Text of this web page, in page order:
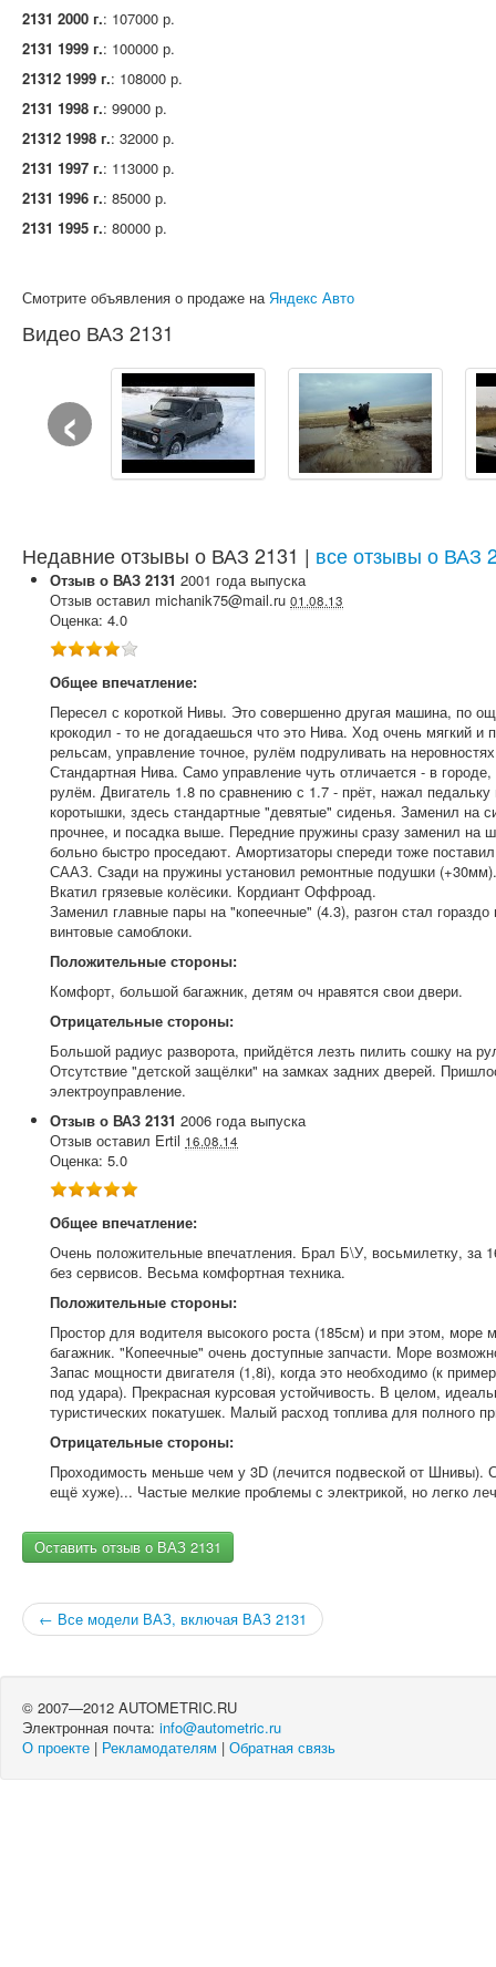
2131 2000 г.: 107000 р.
2131 1999 г.: 100000 р.
21312 1999 г.: 108000 р.
2131 1998 г.: 99000 р.
21312 1998 г.: 32000 р.
2131 1997 г.: 113000 р.
2131 1996 г.: 85000 р.
2131 1995 г.: 80000 р.
Смотрите объявления о продаже наЯндекс Авто
Видео ВАЗ 2131
‹
Недавние отзывы о ВАЗ 2131 | все отзывы о ВАЗ
Отзыв о ВАЗ 2131 2001 года выпуска
Отзыв оставил michanik75@mail.ru 01.08.13
Оценка: 4.0
Общее впечатление:
Пересел с короткой Нивы. Это совершенно другая машина, по
крокодил - то не догадаешься что это Нива. Ход очень мягкий
рельсам, управление точное, рулём подруливать на
Стандартная Нива. Само управление чуть отличается - в
рулём. Двигатель 1.8 по сравнению с 1.7 - прёт, нажал
коротышки, здесь стандартные "девятые" сиденья. Заменил на
прочнее, и посадка выше. Передние пружины сразу заменил на
больно быстро проседают. Амортизаторы спереди тоже
СААЗ. Сзади на пружины установил ремонтные подушки (+30мм).
Вкатил грязевые колёсики. Кордиант Оффроад.
Заменил главные пары на "копеечные" (4.3), разгон стал
винтовые самоблоки.
Положительные стороны:
Комфорт, большой багажник, детям оч нравятся свои двери.
Отрицательные стороны:
Большой радиус разворота, прийдётся лезть пилить сошку на
Отсутствие "детской защёлки" на замках задних дверей.
электроуправление.
Отзыв о ВАЗ 2131 2006 года выпуска
Отзыв оставил Ertil 16.08.14
Оценка: 5.0
Общее впечатление:
Очень положительные впечатления. Брал Б\У, восьмилетку, за
без сервисов. Весьма комфортная техника.
Положительные стороны:
Простор для водителя высокого роста (185см) и при этом, море
багажник. "Копеечные" очень доступные запчасти. Море
Запас мощности двигателя (1,8i), когда это необходимо (к
под удара). Прекрасная курсовая устойчивость. В целом,
туристических покатушек. Малый расход топлива для полного
Отрицательные стороны:
Проходимость меньше чем у 3D (лечится подвеской от Шнивы).
ещё хуже)... Частые мелкие проблемы с электрикой, но легко
Оставить отзыв о ВАЗ 2131
← Все модели ВАЗ, включая ВАЗ 2131
© 2007—2012 AUTOMETRIC.RU
Электронная почта: info@autometric.ru
О проекте | Рекламодателям | Обратная связь